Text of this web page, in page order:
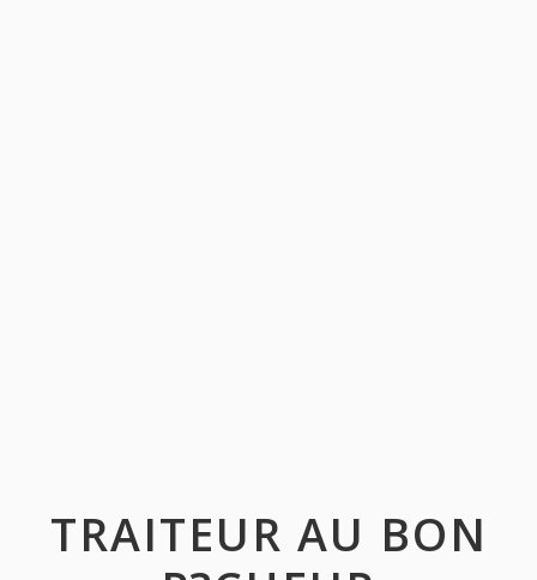
TRAITEUR AU BON